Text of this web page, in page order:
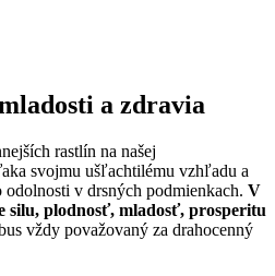
a zdravia
rastlín na našej
svojmu ušľachtilému vzhľadu a
v drsných podmienkach. V
silu, plodnosť, mladosť, prosperitu
vždy považovaný za drahocenný